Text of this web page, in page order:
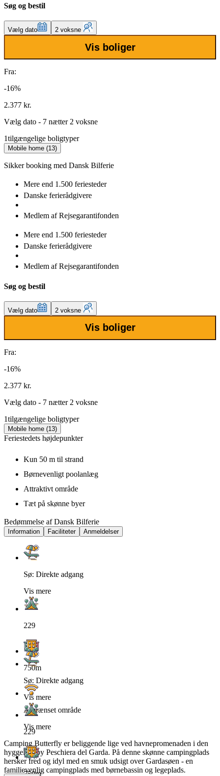
Søg og bestil
Vælg dato 2 voksne
Vis boliger
Fra:
-16%
2.377 kr.
Vælg dato - 7 nætter 2 voksne
1tilgængelige boligtyper
Mobile home (13)
Sikker booking med Dansk Bilferie
Mere end 1.500 feriesteder
Danske ferierådgivere
Medlem afRejsegarantifonden
Mere end 1.500 feriesteder
Danske ferierådgivere
Medlem afRejsegarantifonden
Søg og bestil
Vælg dato 2 voksne
Vis boliger
Fra:
-16%
2.377 kr.
Vælg dato - 7 nætter 2 voksne
1tilgængelige boligtyper
Mobile home (13)
Feriestedets højdepunkter
Kun 50 m til strand
Børnevenligt poolanlæg
Attraktivt område
Tæt på skønne byer
Bedømmelse af Dansk Bilferie
Information Faciliteter Anmeldelser
Sø: Direkte adgang
Vis mere
229
750m
Afgrænset område
Vis mere
Camping Butterfly er beliggende lige ved havnepromenaden i den
hyggelige by Peschiera del Garda. På denne skønne campingplads
hersker fred og idyl med en smuk udsigt over Gardasøen - en
familievenlig campingplads med børnebassin og legeplads.
Sø: Direkte adgang
Vis mere
229
750m